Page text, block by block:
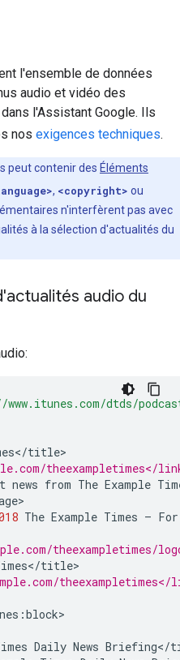
l'ensemble de données
audio et vidéo des
l'Assistant Google. Ils
nos exigences techniques.
peut contenir des Éléments
, <copyright> ou
n'interfèrent pas avec
à la sélection d'actualités du
audio du
dtds/
</title
theexampletimes</
news from The Example
The Example Times – For
theexampletimes/
</title
theexampletimes</
:block
Daily News Briefing</